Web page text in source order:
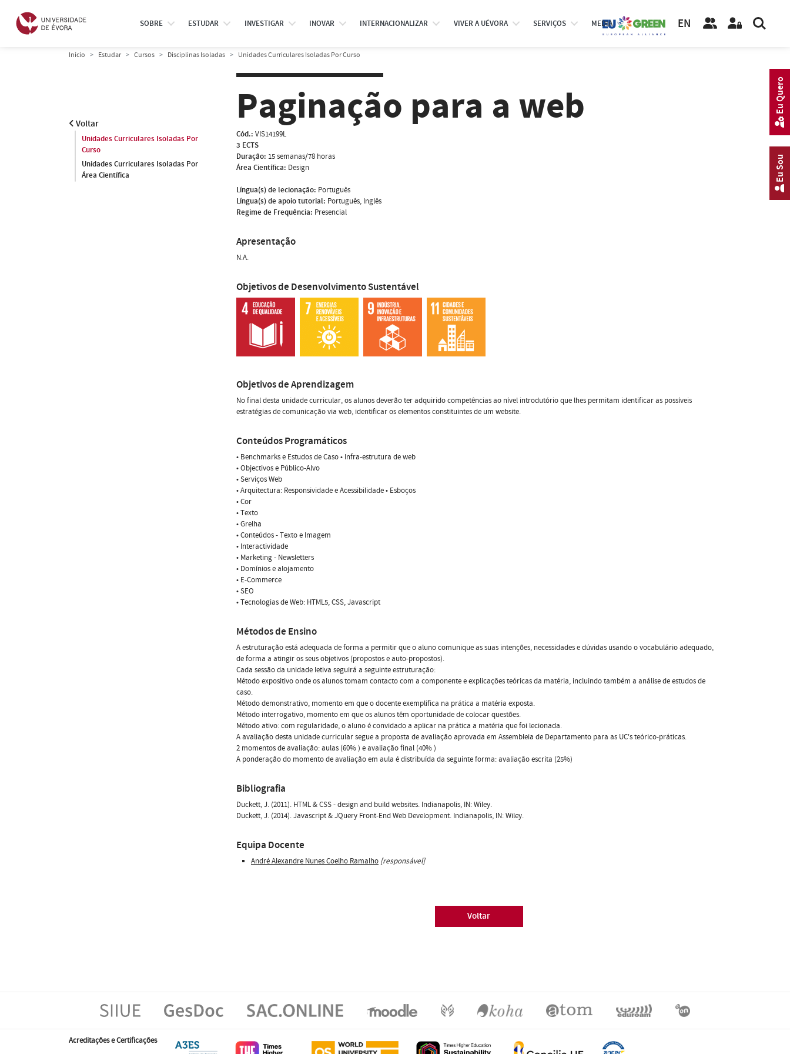
SOBRE ESTUDAR INVESTIGAR INOVAR INTERNACIONALIZAR VIVER A UÉVORA SERVIÇOS MEDIA EN
Início Estudar Cursos Disciplinas Isoladas Unidades Curriculares Isoladas Por Curso
Voltar
Unidades Curriculares Isoladas Por
Curso
Unidades Curriculares Isoladas Por
Área Científica
Paginação para a web
Cód.: VIS14199L
3 ECTS
Duração: 15 semanas/78 horas
Área Científica: Design
Língua(s) de lecionação: Português
Língua(s) de apoio tutorial: Português, Inglês
Regime de Frequência: Presencial
Apresentação
N.A.
Objetivos de Desenvolvimento Sustentável
Objetivos de Aprendizagem
No final desta unidade curricular, os alunos deverão ter adquirido competências ao nível introdutório que lhes permitam identificar as possíveis
estratégias de comunicação via web, identificar os elementos constituintes de um website.
Conteúdos Programáticos
• Benchmarks e Estudos de Caso • Infra-estrutura de web
• Objectivos e Público-Alvo
• Serviços Web
• Arquitectura: Responsividade e Acessibilidade • Esboços
• Cor
• Texto
• Grelha
• Conteúdos - Texto e Imagem
• Interactividade
• Marketing - Newsletters
• Domínios e alojamento
• E-Commerce
• SEO
• Tecnologias de Web: HTML5, CSS, Javascript
Métodos de Ensino
A estruturação está adequada de forma a permitir que o aluno comunique as suas intenções, necessidades e dúvidas usando o vocabulário adequado,
de forma a atingir os seus objetivos (propostos e auto-propostos).
Cada sessão da unidade letiva seguirá a seguinte estruturação:
Método expositivo onde os alunos tomam contacto com a componente e explicações teóricas da matéria, incluindo também a análise de estudos de
caso.
Método demonstrativo, momento em que o docente exemplifica na prática a matéria exposta.
Método interrogativo, momento em que os alunos têm oportunidade de colocar questões.
Método ativo: com regularidade, o aluno é convidado a aplicar na prática a matéria que foi lecionada.
A avaliação desta unidade curricular segue a proposta de avaliação aprovada em Assembleia de Departamento para as UC's teórico-práticas.
2 momentos de avaliação: aulas (60% ) e avaliação final (40% )
A ponderação do momento de avaliação em aula é distribuída da seguinte forma: avaliação escrita (25%)
Bibliografia
Duckett, J. (2011). HTML & CSS - design and build websites. Indianapolis, IN: Wiley.
Duckett, J. (2014). Javascript & JQuery Front-End Web Development. Indianapolis, IN: Wiley.
Equipa Docente
André Alexandre Nunes Coelho Ramalho [responsável]
Voltar
Acreditações e Certificações
Eu Sou
Eu Quero